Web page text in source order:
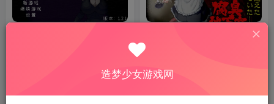
12 6个月前
造梦少女游戏网